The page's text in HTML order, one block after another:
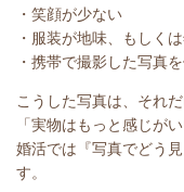
・笑顔が少ない
・服装が地味、もしく
・携帯で撮影した写真
こうした写真は、それ
「実物はもっと感じが
婚活では『写真でどう
す。